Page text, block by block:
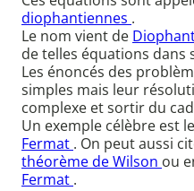
diophantiennes .
Le nom vient de
de telles équations dans
Les énoncés des
simples mais leur
complexe et sortir du
Un exemple célèbre est le
Fermat . On peut aussi
théorème de Wilson ou
Fermat .